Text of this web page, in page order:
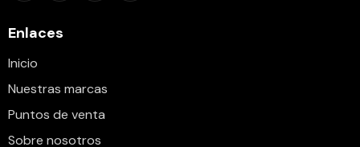
Enlaces
Inicio
Nuestras marcas
Puntos de venta
Sobre nosotros